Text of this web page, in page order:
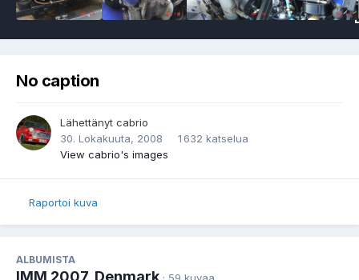
No caption
Lähettänyt cabrio
30. Lokakuuta, 2008
1 632 katselua
View cabrio's images
Raportoi kuva
ALBUMISTA
IMM 2007, Denmark